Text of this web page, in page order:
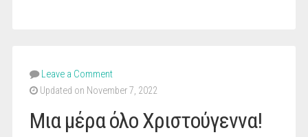
Leave a Comment
Updated on November 7, 2022
Μια μέρα όλο Χριστούγεννα!